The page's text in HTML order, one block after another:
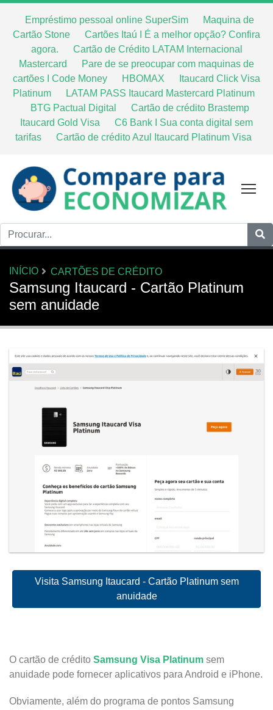
Empréstimo pessoal online SuperSim
Maquina de
Cartão Stone
Cartões Itaú I É a melhor opção? Confira
agora.
Cartão de Crédito LATAM Internacional
Mastercard
Pare de se preocupar com maquinas de
cartões I Code Money
HBOMAX
Itaucard Click Visa
Platinum
LATAM PASS Itaucard Mastercard Platinum
BTG Pactual Digital
Cartão de crédito Brastemp
Itaucard Gold Visa
C6 Bank I Sua conta digital sem
tarifas
Cartão de crédito Azul Itaucard Platinum Visa
INÍCIO CARTÕES DE CRÉDITO
Samsung Itaucard - Cartão Platinum
sem anuidade
Visita Samsung Itaucard - Cartão Platinum sem
anuidade
O cartão de crédito Samsung Visa Platinum sem
anuidade pode fornecer aplicativos para Android e iPhone.
Obviamente, além do programa de pontos Samsung